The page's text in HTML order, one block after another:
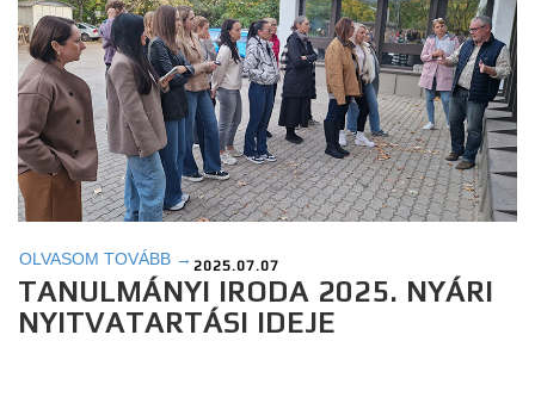
OLVASOM TOVÁBB → 2025.07.07
TANULMÁNYI IRODA 2025. NYÁRI
NYITVATARTÁSI IDEJE